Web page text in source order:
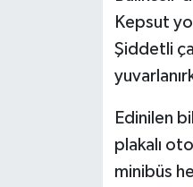
Kepsut
Şiddetli
Edinilen
plakalı
minibüs